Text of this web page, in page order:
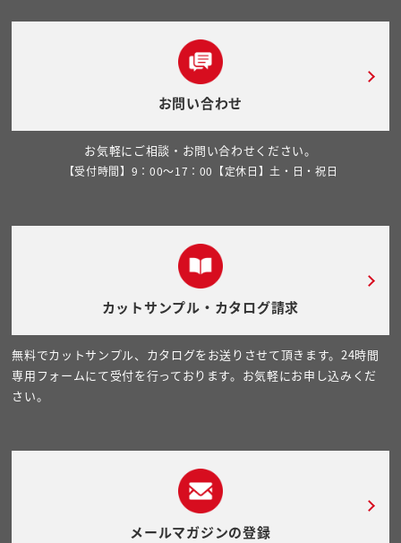
お問い合わせ
お気軽にご相談・お問い合わせください。
【受付時間】9：00～17：00【定休日】土・日・祝日
カットサンプル・カタログ請求
無料でカットサンプル、カタログをお送りさせて頂きます。24時間
専用フォームにて受付を行っております。お気軽にお申し込みくだ
さい。
メールマガジンの登録